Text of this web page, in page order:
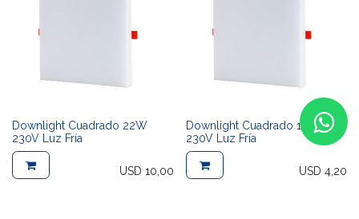
Downlight Cuadrado 22W
230V Luz Fría
USD 10,00
Downlight Cuadrado 10W
230V Luz Fría
USD 4,20